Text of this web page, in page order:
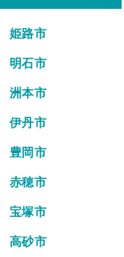
姫路市
明石市
洲本市
伊丹市
豊岡市
赤穂市
宝塚市
高砂市